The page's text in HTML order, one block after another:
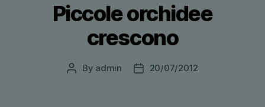
Piccole orchidee
crescono
Post
By admin
Post20/07/2012